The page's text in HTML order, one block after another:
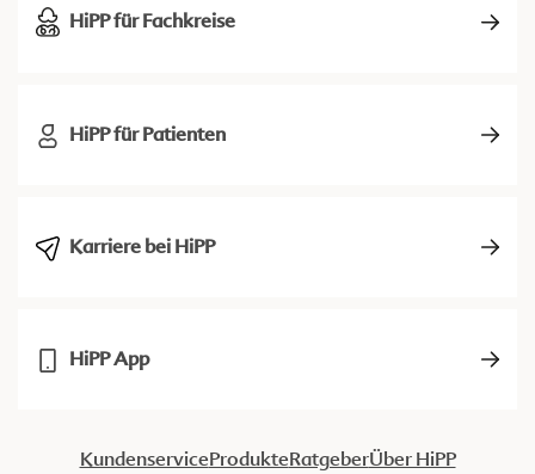
HiPP für Fachkreise
HiPP für Patienten
Karriere bei HiPP
HiPP App
KundenserviceProdukteRatgeberÜber HiPP